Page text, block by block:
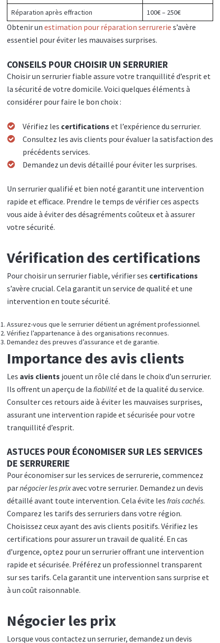
Réparation après effraction
100€ – 250€
Obtenir un estimation pour réparation serrurerie s’avère
essentiel pour éviter les mauvaises surprises.
CONSEILS POUR CHOISIR UN SERRURIER
Choisir un serrurier fiable assure votre tranquillité d’esprit et
la sécurité de votre domicile. Voici quelques éléments à
considérer pour faire le bon choix :
Vérifiez les certifications et l’expérience du serrurier.
Consultez les avis clients pour évaluer la satisfaction des
précédents services.
Demandez un devis détaillé pour éviter les surprises.
Un serrurier qualifié et bien noté garantit une intervention
rapide et efficace. Prendre le temps de vérifier ces aspects
vous aide à éviter des désagréments coûteux et à assurer
votre sécurité.
Vérification des certifications
Pour choisir un serrurier fiable, vérifier ses certifications
s’avère crucial. Cela garantit un service de qualité et une
intervention en toute sécurité.
Assurez-vous que le serrurier détient un agrément professionnel.
Vérifiez l’appartenance à des organisations reconnues.
Demandez des preuves d’assurance et de garantie.
Importance des avis clients
Les avis clients jouent un rôle clé dans le choix d’un serrurier.
Ils offrent un aperçu de la fiabilitéet de la qualité du service.
Consulter ces retours aide à éviter les mauvaises surprises,
assurant une intervention rapide et sécurisée pour votre
tranquillité d’esprit.
ASTUCES POUR ÉCONOMISER SUR LES SERVICES
DE SERRURERIE
Pour économiser sur les services de serrurerie, commencez
parnégocier les prixavec votre serrurier. Demandez un devis
détaillé avant toute intervention. Cela évite les frais cachés.
Comparez les tarifs des serruriers dans votre région.
Choisissez ceux ayant des avis clients positifs. Vérifiez les
certifications pour assurer un travail de qualité. En cas
d’urgence, optez pour un serrurier offrant une intervention
rapide et sécurisée. Préférez un professionnel transparent
sur ses tarifs. Cela garantit une intervention sans surprise et
à un coût raisonnable.
Négocier les prix
Lorsque vous contactez un serrurier, demandez un devis